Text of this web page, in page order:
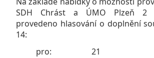
SDH Chrást a ÚMO Plzeň 2
provedeno hlasování o doplnění
14:
pro: 21